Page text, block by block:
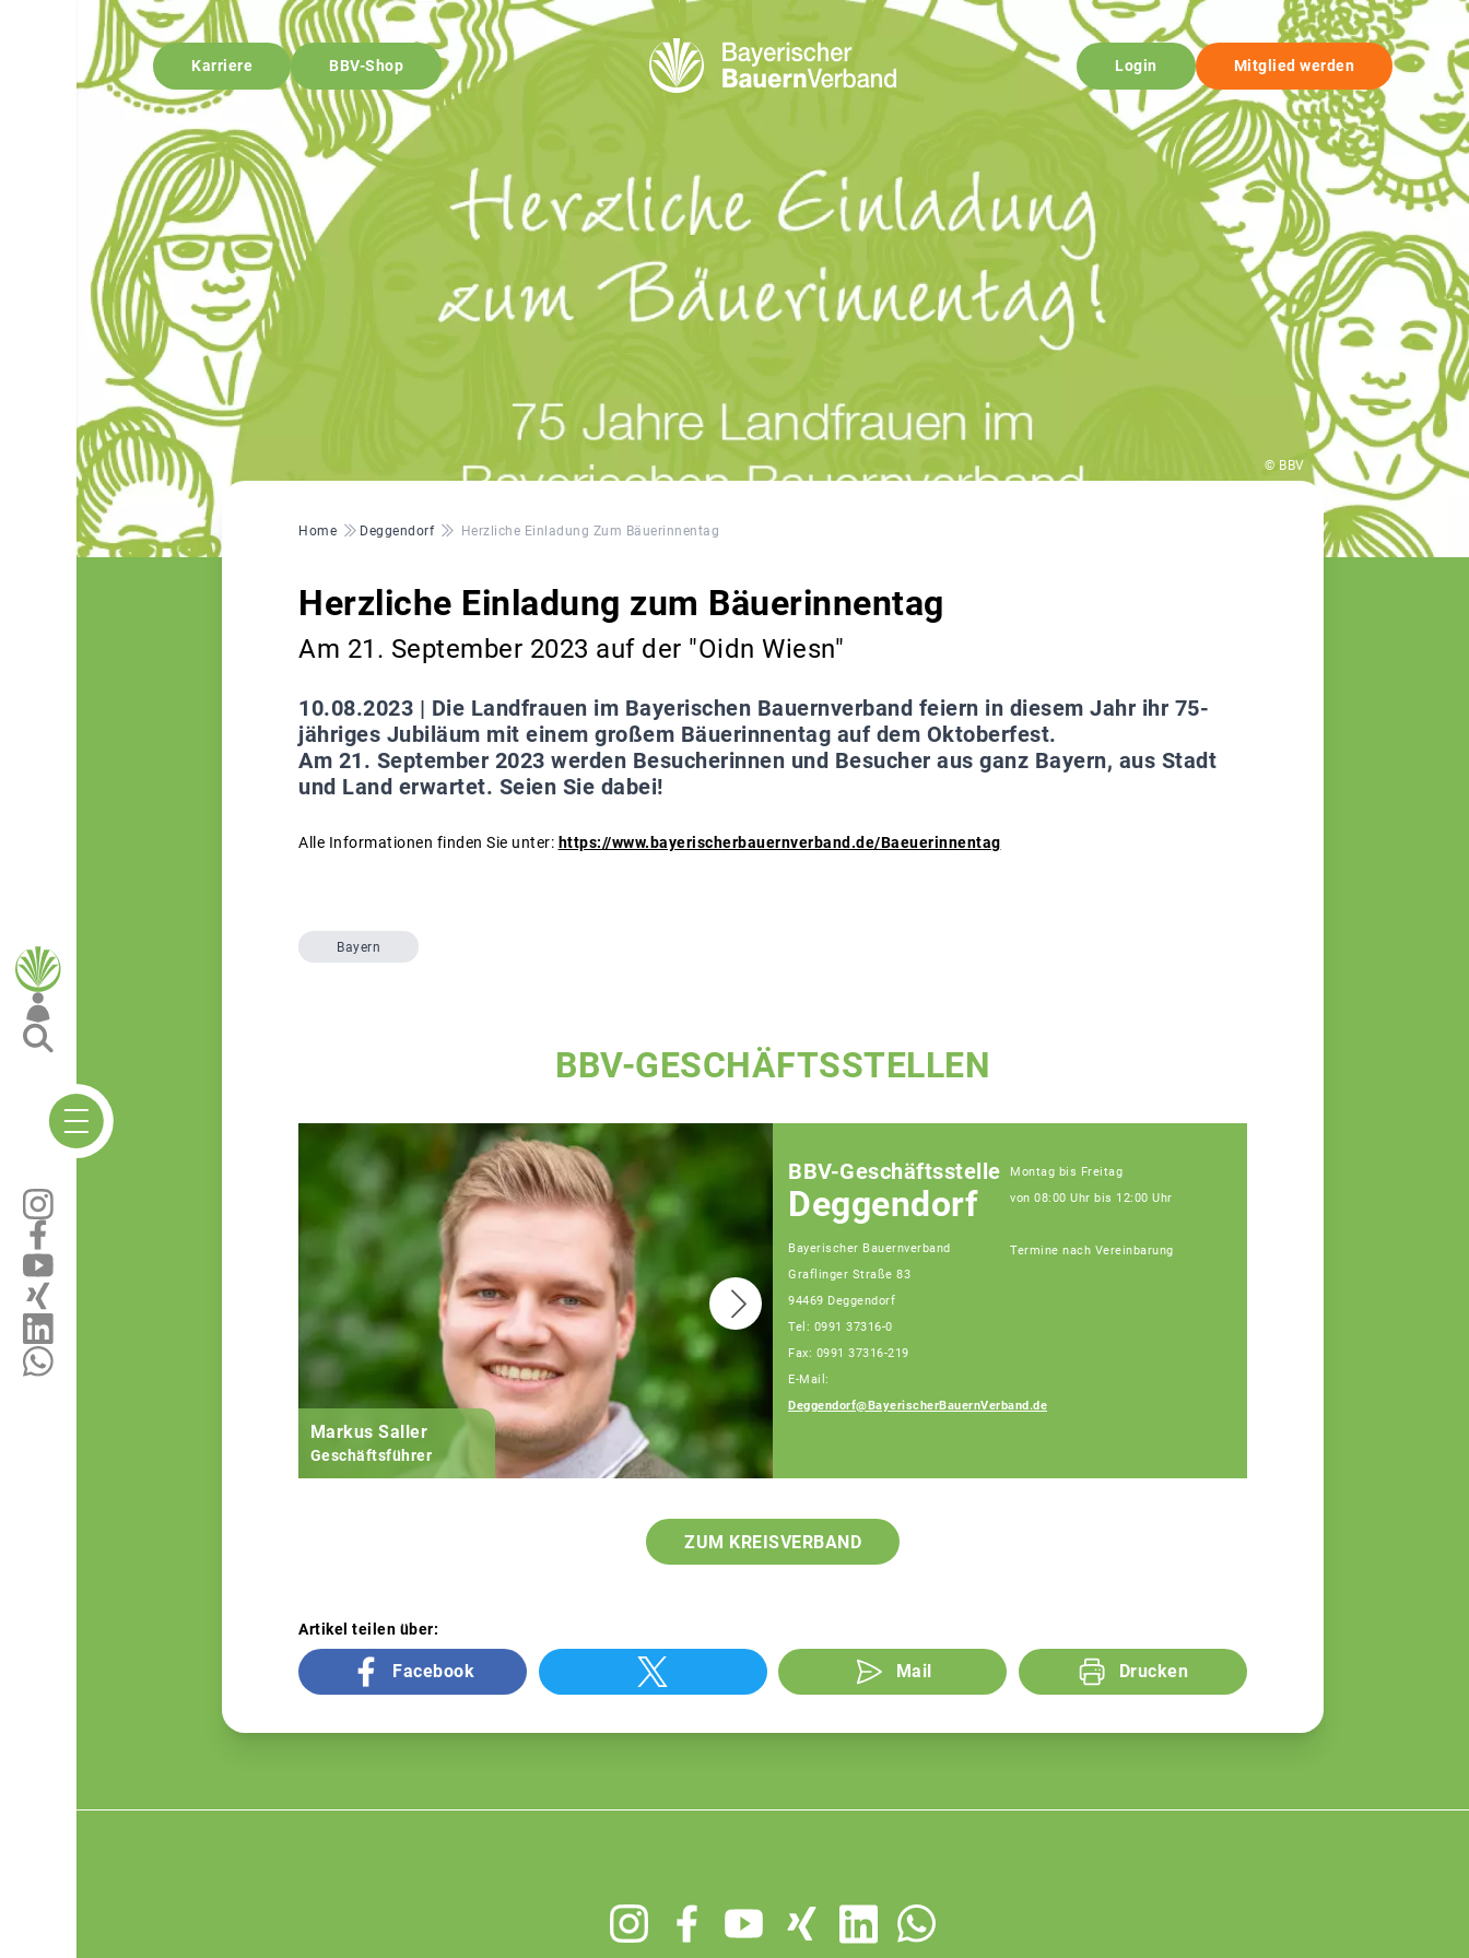
Karriere BBV-Shop Login Mitglied werden
© BBV
Pfadnavigation
Home Deggendorf Herzliche Einladung Zum Bäuerinnentag
Herzliche Einladung zum Bäuerinnentag
Am 21. September 2023 auf der "Oidn Wiesn"
10.08.2023 | Die Landfrauen im Bayerischen Bauernverband feiern in diesem Jahr ihr 75-
jähriges Jubiläum mit einem großem Bäuerinnentag auf dem Oktoberfest.
Am 21. September 2023 werden Besucherinnen und Besucher aus ganz Bayern, aus Stadt
und Land erwartet. Seien Sie dabei!
Alle Informationen finden Sie unter: https://www.bayerischerbauernverband.de/Baeuerinnentag
Bayern
BBV-GESCHÄFTSSTELLEN
Markus Saller
Geschäftsführer
BBV-Geschäftsstelle
Deggendorf
Bayerischer Bauernverband
Graflinger Straße 83
94469 Deggendorf
Tel: 0991 37316-0
Fax: 0991 37316-219
E-Mail:
Deggendorf@BayerischerBauernVerband.de
Montag bis Freitag
von 08:00 Uhr bis 12:00 Uhr
Termine nach Vereinbarung
ZUM KREISVERBAND
Artikel teilen über:
Facebook Mail Drucken